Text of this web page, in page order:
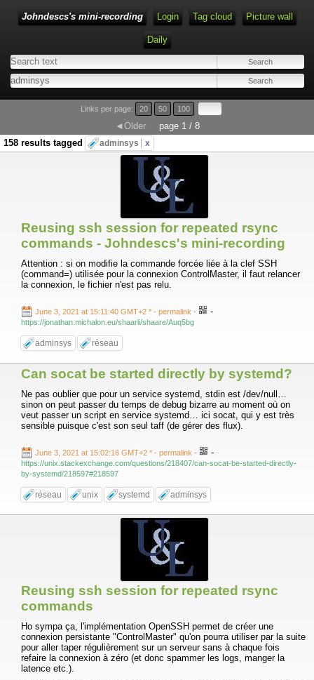
Johndescs's mini-recording Login Tag cloud Picture wall
Daily
Type 1 or more characters for results.
Links per page: 20 50 100
◄Older
page 1 / 8
158 results tagged
adminsys x
Reusing ssh session for repeated rsync
commands - Johndescs's mini-recording
Attention : si on modifie la commande forcée liée à la clef SSH
(command=) utilisée pour la connexion ControlMaster, il faut relancer
la connexion, le fichier n'est pas relu.
June 3, 2021 at 15:11:40 GMT+2 * - permalink - -
https://jonathan.michalon.eu/shaarli/shaare/Auq5bg
adminsys réseau
Can socat be started directly by systemd?
Ne pas oublier que pour un service systemd, stdin est /dev/null…
sinon on peut passer du temps de debug bizarre au moment où on
veut passer un script en service systemd… ici socat, qui y est très
sensible puisque c'est son seul taff (de gérer des flux).
June 3, 2021 at 15:02:16 GMT+2 * - permalink - -
https://unix.stackexchange.com/questions/218407/can-socat-be-started-directly-
by-systemd/218597#218597
réseau unix systemd adminsys
Reusing ssh session for repeated rsync
commands
Ho sympa ça, l'implémentation OpenSSH permet de créer une
connexion persistante "ControlMaster" qu'on pourra utiliser par la suite
pour aller taper régulièrement sur un serveur sans à chaque fois
refaire la connexion à zéro (et donc spammer les logs, manger la
latence etc.).